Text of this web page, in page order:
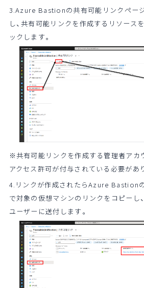
3.Azure Bastionの共有可能リンクペー
し、共有可能リンクを作成するリソース
ックします。
※共有可能リンクを作成する管理者アカ
アクセス許可が付与されている必要があ
4.リンクが作成されたらAzure Bastion
で対象の仮想マシンのリンクをコピーし
ユーザーに送付します。